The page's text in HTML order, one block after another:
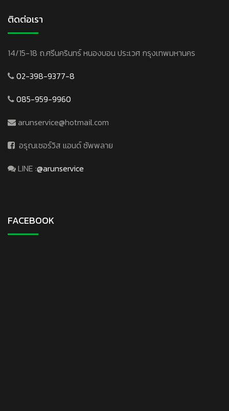
ติดต่อเรา
14/15-18 ถ.ศรีนครินทร์ หนองบอน ประเวศ กรุงเทพมหานคร
02-398-9377-8
085-959-9960
arunservice@hotmail.com
อรุณเซอร์วิส แอนด์ ซัพพลาย
LINE :@arunservice
FACEBOOK